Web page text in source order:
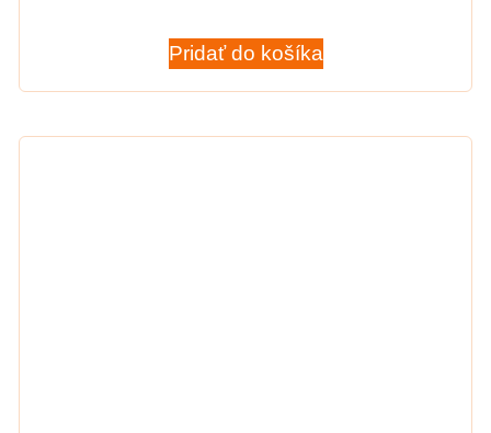
Pridať do košíka